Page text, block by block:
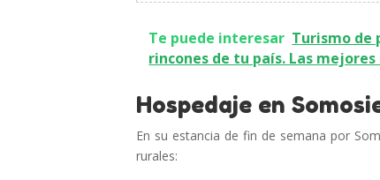
Te puede interesar Turismo de
rincones de tu país. Las
Hospedaje en
En su estancia de fin de semana por
rurales: